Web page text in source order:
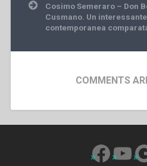
Cosimo Semeraro – Don
Cusmano. Un
contemporanea
COMMENTS